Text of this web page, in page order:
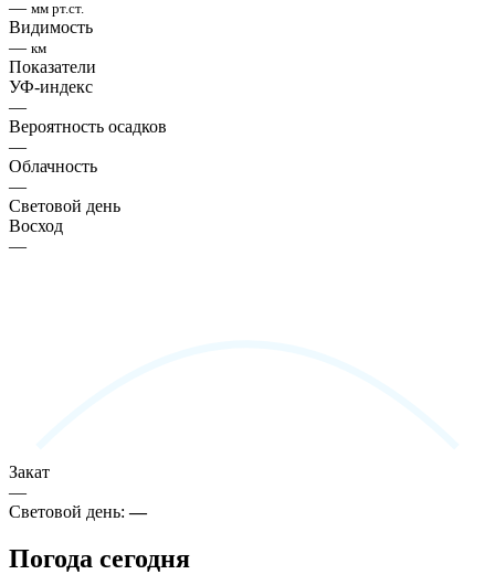
— мм рт.ст.
Видимость
— км
Показатели
УФ-индекс
—
Вероятность осадков
—
Облачность
—
Световой день
Восход
—
Закат
—
Световой день:—
Погода сегодня